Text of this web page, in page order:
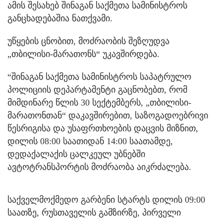
ამის შესახებ შინაგან საქმეთა სამინისტროს
განცხადებაშია ნათქვამი.
უწყების ცნობით, მოძრაობის შეზღუდვა
„თბილისი-მარათონს“ უკავშირდება.
“შინაგან საქმეთა სამინისტროს საპატრულო
პოლიციის დეპარტამენტი გაცნობებთ, რომ
მიმდინარე წლის 30 სექტემბერს, „თბილისი-
მარათონთან“ დაკავშირებით, საზოგადოებრივი
წესრიგისა და უსაფრთხოების დაცვის მიზნით,
დილის 08:00 საათიდან 14:00 საათამდე,
დედაქალაქის ცალკეულ უბნებში
ავტოტრანსპორტის მოძრაობა აიკრძალება.
საქველმოქმედო გარბენი სტარტს დილის 09:00
საათზე, რუსთაველის გამზირზე, პირველი